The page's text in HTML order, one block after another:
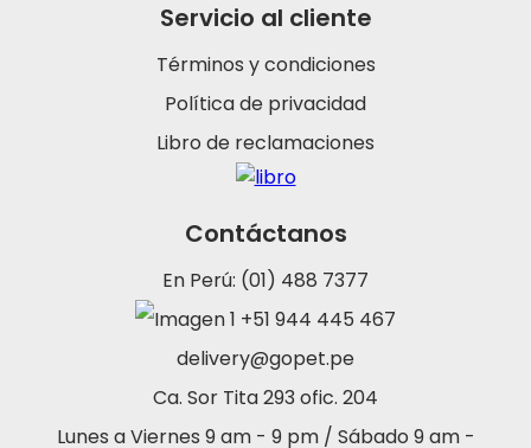
Contáctanos
En Perú: (01) 488 7377
+51 944 445 467
delivery@gopet.pe
Ca. Sor Tita 293 ofic. 204
Lunes a Viernes 9 am - 9 pm / Sábado 9 am -
Servicio al cliente
Términos y condiciones
Política de privacidad
Libro de reclamaciones